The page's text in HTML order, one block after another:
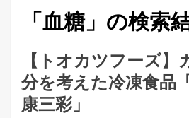
「血糖」の検索
【トオカツフーズ
分を考えた冷凍食品
康三彩」